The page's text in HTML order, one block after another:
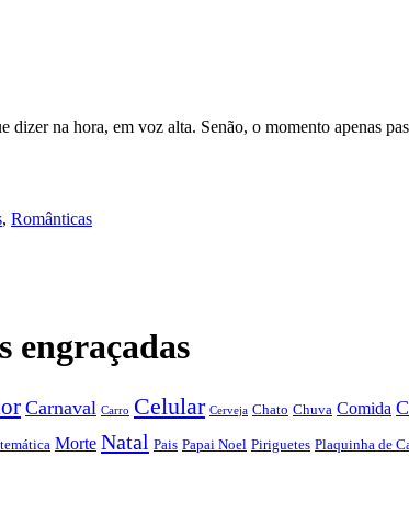
dizer na hora, em voz alta. Senão, o momento apenas
, Românticas
engraçadas
Carnaval Carro Celular Cerveja Chato Chuva Comida
Morte Natal Pais Papai Noel Piriguetes Plaquinha de